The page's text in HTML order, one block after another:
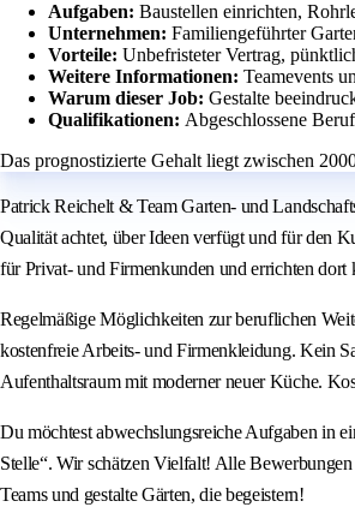
Aufgaben: Baustellen einrichten,
Unternehmen: Familiengeführter
Vorteile: Unbefristeter Vertrag,
Weitere Informationen: Teamevents
Warum dieser Job: Gestalte
Qualifikationen: Abgeschlossene
Das prognostizierte Gehalt liegt zwischen
Patrick Reichelt & Team Garten- und
Qualität achtet, über Ideen verfügt und für den
für Privat- und Firmenkunden und errichten dort
Regelmäßige Möglichkeiten zur beruflichen
kostenfreie Arbeits- und Firmenkleidung. Kein
Aufenthaltsraum mit moderner neuer Küche.
Du möchtest abwechslungsreiche Aufgaben in
Stelle“. Wir schätzen Vielfalt! Alle
Teams und gestalte Gärten, die begeistern!